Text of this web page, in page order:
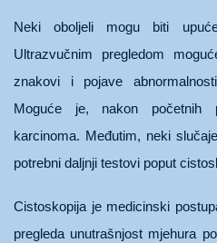
Neki oboljeli mogu biti
Ultrazvučnim pregledom
znakovi i pojave
Moguće je, nakon početnih
karcinoma. Međutim, neki
potrebni daljnji testovi poput
Cistoskopija je medicinski
pregleda unutrašnjost mjehura